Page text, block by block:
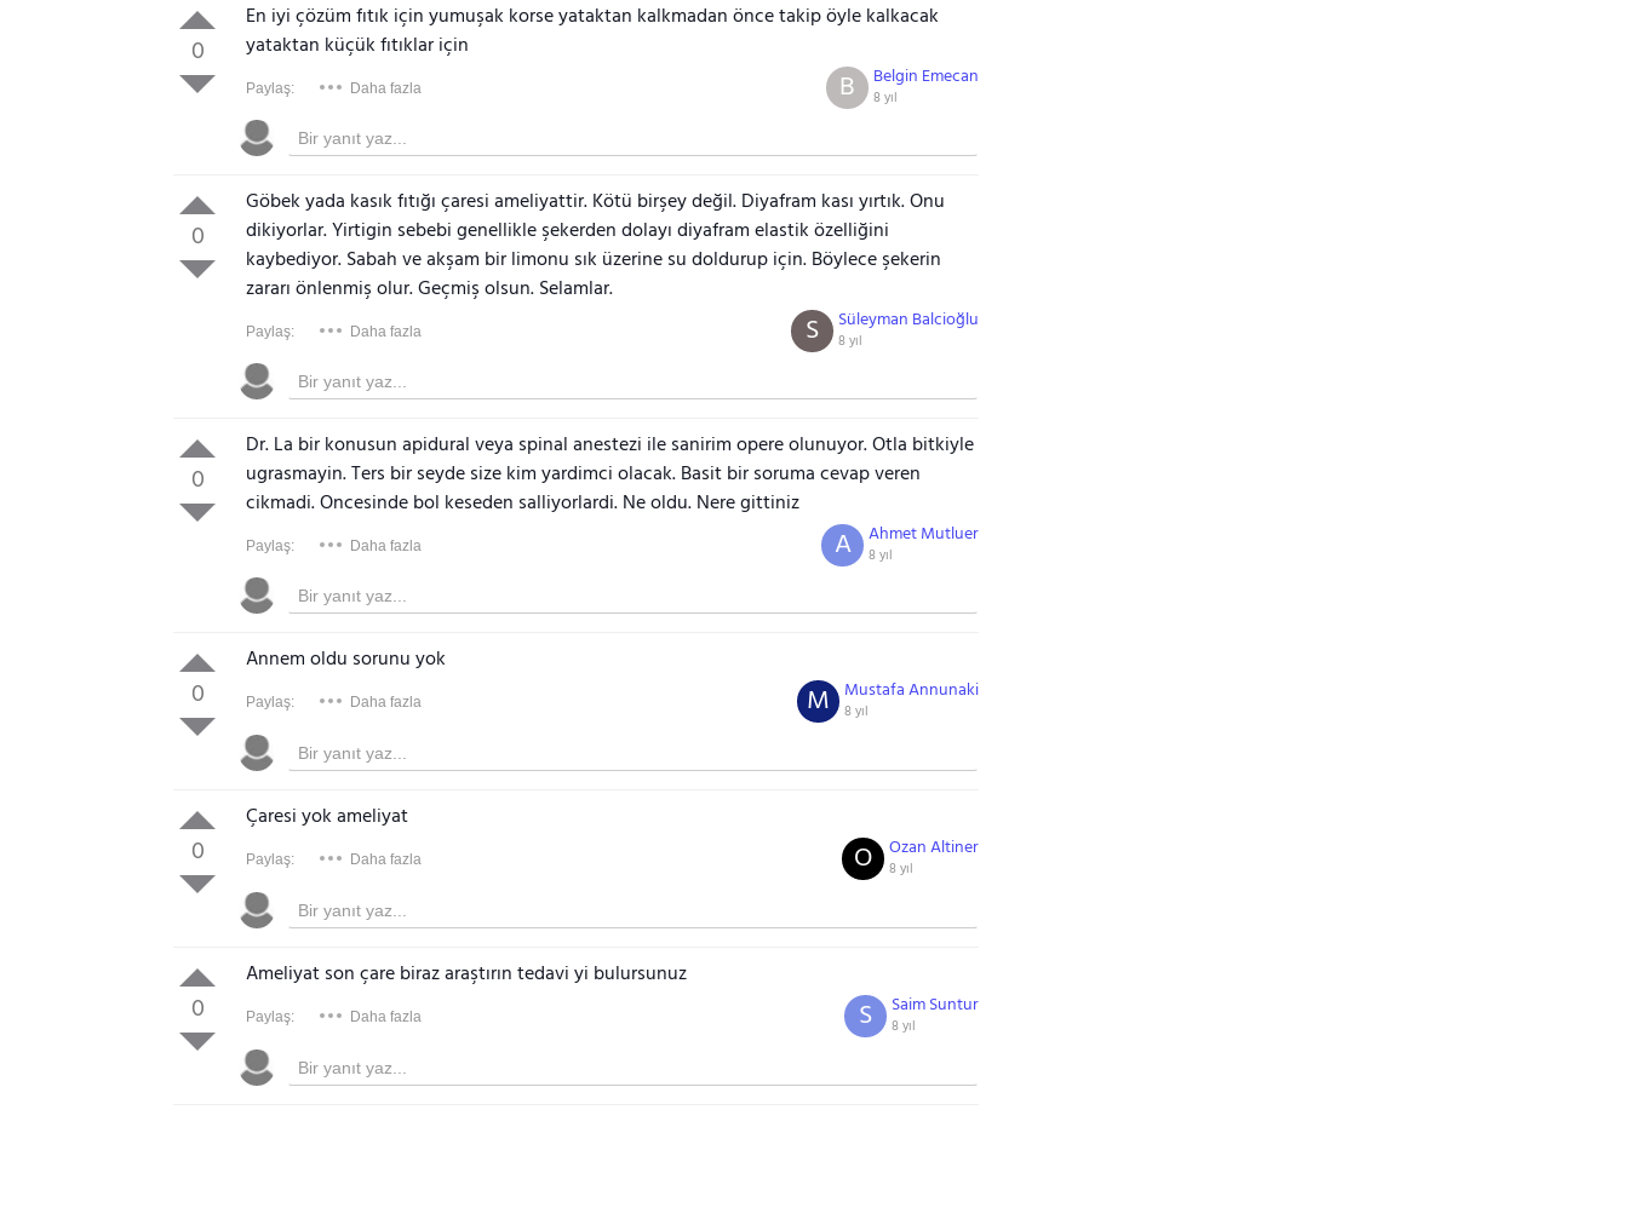
0
En iyi çözüm fıtık için yumuşak korse yataktan kalkmadan önce takip öyle kalkacak
yataktan küçük fıtıklar için
Paylaş: Daha fazla Belgin Emecan
8 yıl
B
0
Göbek yada kasık fıtığı çaresi ameliyattir. Kötü birşey değil. Diyafram kası yırtık. Onu
dikiyorlar. Yirtigin sebebi genellikle şekerden dolayı diyafram elastik özelliğini
kaybediyor. Sabah ve akşam bir limonu sık üzerine su doldurup için. Böylece şekerin
zararı önlenmiş olur. Geçmiş olsun. Selamlar.
Paylaş: Daha fazla Süleyman Balcioğlu
8 yıl
S
0
Dr. La bir konusun apidural veya spinal anestezi ile sanirim opere olunuyor. Otla bitkiyle
ugrasmayin. Ters bir seyde size kim yardimci olacak. Basit bir soruma cevap veren
cikmadi. Oncesinde bol keseden salliyorlardi. Ne oldu. Nere gittiniz
Paylaş: Daha fazla Ahmet Mutluer
8 yıl
A
0
Annem oldu sorunu yok
Paylaş: Daha fazla Mustafa Annunaki
8 yıl
M
0
Çaresi yok ameliyat
Paylaş: Daha fazla Ozan Altiner
8 yıl
O
0
Ameliyat son çare biraz araştırın tedavi yi bulursunuz
Paylaş: Daha fazla Saim Suntur
8 yıl
S